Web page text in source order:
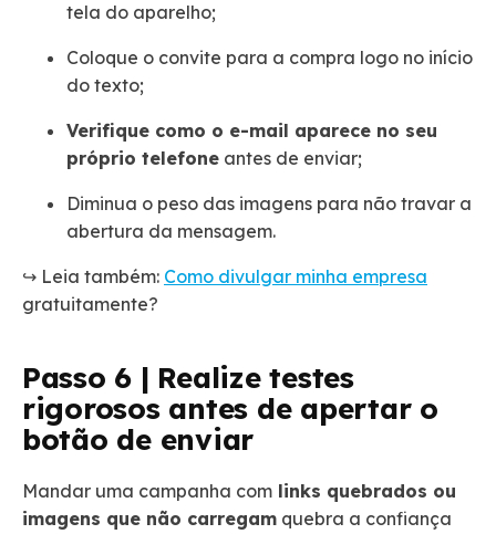
tela do aparelho;
Coloque o convite para a compra logo no início
do texto;
Verifique como o e-mail aparece no seu
próprio telefone antes de enviar;
Diminua o peso das imagens para não travar a
abertura da mensagem.
↪️ Leia também: Como divulgar minha empresa
gratuitamente?
Passo 6 | Realize testes
rigorosos antes de apertar o
botão de enviar
Mandar uma campanha com links quebrados ou
imagens que não carregam quebra a confiança